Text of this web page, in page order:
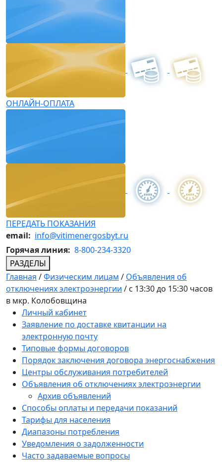
ОНЛАЙН-ОПЛАТА
ПЕРЕДАТЬ ПОКАЗАНИЯ
email: info@vitimenergosbyt.ru
Горячая линия: 8-800-234-3320
РАЗДЕЛЫ
Главная /Физическим лицам / Объявления об
отключениях электроэнергии / с 13:30 до 15:30 часов
в мкр. Колобовщина
Личный кабинет
Заявление по доставке квитанции на
электронную почту
Типовые формы договоров
Порядок заключения договора энергоснабжения
Центры обслуживания потребителей
Объявления об отключениях электроэнергии
Архив объявлений
Способы оплаты и передачи показаний
Тарифы для населения
Диапазоны потребления
Уведомления о задолженности
Часто задаваемые вопросы